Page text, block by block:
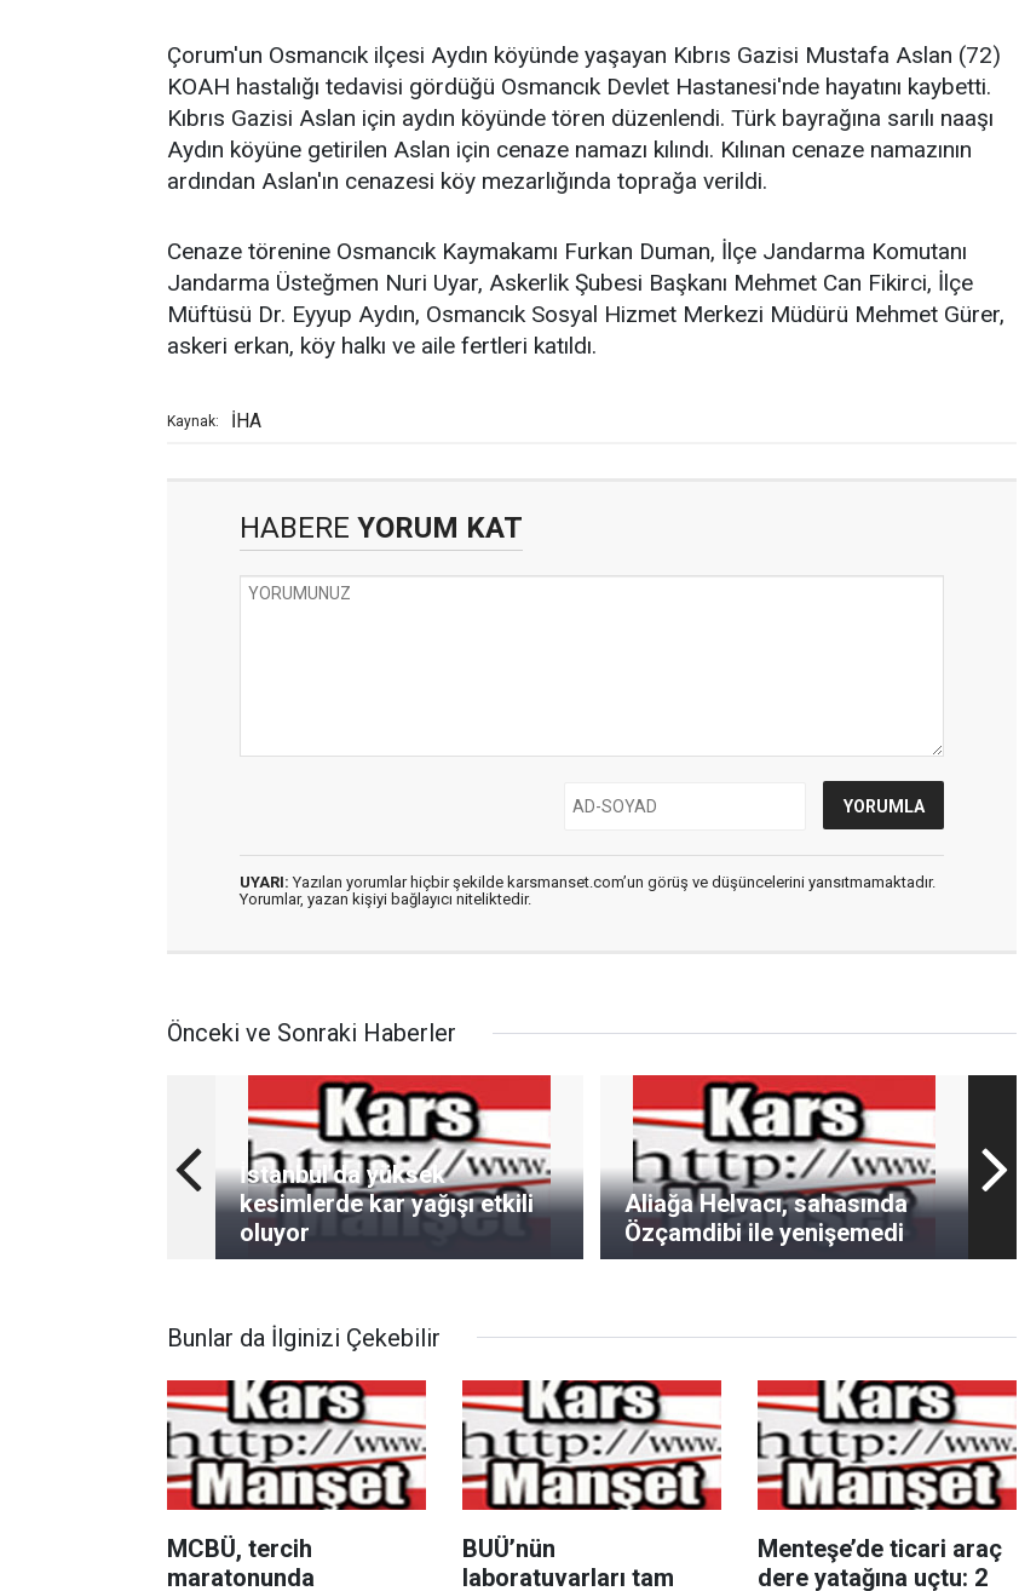
Çorum'un Osmancık ilçesi Aydın köyünde yaşayan Kıbrıs Gazisi Mustafa Aslan (72)
KOAH hastalığı tedavisi gördüğü Osmancık Devlet Hastanesi'nde hayatını kaybetti.
Kıbrıs Gazisi Aslan için aydın köyünde tören düzenlendi. Türk bayrağına sarılı naaşı
Aydın köyüne getirilen Aslan için cenaze namazı kılındı. Kılınan cenaze namazının
ardından Aslan'ın cenazesi köy mezarlığında toprağa verildi.
Cenaze törenine Osmancık Kaymakamı Furkan Duman, İlçe Jandarma Komutanı
Jandarma Üsteğmen Nuri Uyar, Askerlik Şubesi Başkanı Mehmet Can Fikirci, İlçe
Müftüsü Dr. Eyyup Aydın, Osmancık Sosyal Hizmet Merkezi Müdürü Mehmet Gürer,
askeri erkan, köy halkı ve aile fertleri katıldı.
Kaynak: İHA
HABERE YORUM KAT
UYARI: Yazılan yorumlar hiçbir şekilde karsmanset.com’un görüş ve düşüncelerini yansıtmamaktadır.
Yorumlar, yazan kişiyi bağlayıcı niteliktedir.
Önceki ve Sonraki Haberler
İstanbul’da yüksek
kesimlerde kar yağışı etkili
oluyor
Aliağa Helvacı, sahasında
Özçamdibi ile yenişemedi
Bunlar da İlginizi Çekebilir
MCBÜ, tercih
maratonunda
BUÜ’nün
laboratuvarları tam
Menteşe’de ticari araç
dere yatağına uçtu: 2